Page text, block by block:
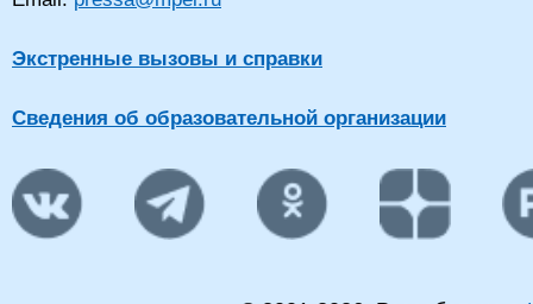
Экстренные вызовы и справки
Сведения об образовательной организации